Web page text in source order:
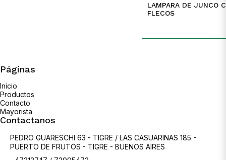
LAMPARA DE JUNCO
FLECOS
Páginas
Inicio
Productos
Contacto
Mayorista
Contactanos
PEDRO GUARESCHI 63 - TIGRE / LAS CASUARINAS 185 -
PUERTO DE FRUTOS - TIGRE - BUENOS AIRES